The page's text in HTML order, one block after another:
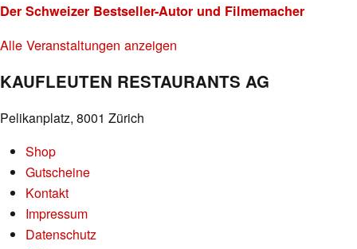
Der Schweizer Bestseller-Autor und Filmemacher
Alle Veranstaltungen anzeigen
KAUFLEUTEN RESTAURANTS AG
Pelikanplatz, 8001 Zürich
Shop
Gutscheine
Kontakt
Impressum
Datenschutz